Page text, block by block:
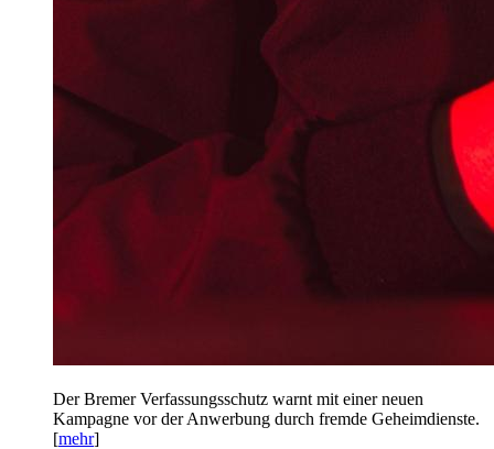
Der Bremer Verfassungsschutz warnt mit einer neuen
Kampagne vor der Anwerbung durch fremde Geheimdienste.
[mehr]